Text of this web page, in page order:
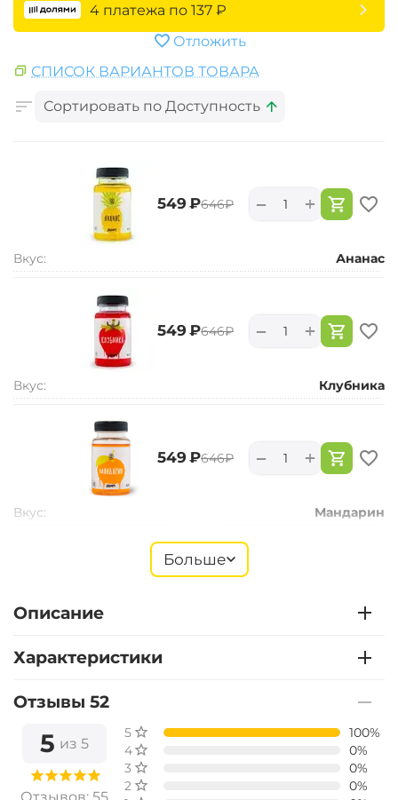
4 платежа по 137 ₽
Отложить
СПИСОК ВАРИАНТОВ ТОВАРА
Сортировать по Доступность
‍549‍ ₽‍646‍₽ +
−
Вкус: Ананас
‍549‍ ₽‍646‍₽ +
−
Вкус: Клубника
‍549‍ ₽‍646‍₽ +
−
Вкус: Мандарин
Вкус: Мульти Фиш
Больше
Описание
Характеристики
Отзывы 52
5 из 5
5 звёзд
100%
4 звезды
0%
3 звезды
0%
2 звезды
0%